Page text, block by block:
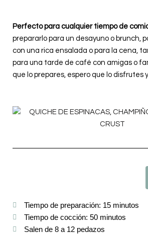
Perfecto para cualquier tiempo de
prepararlo para un desayuno o brunch,
con una rica ensalada o para la cena,
para una tarde de café con amigas o
que lo prepares, espero que lo disfrutes
Tiempo de preparación: 15 minutos
Tiempo de cocción: 50 minutos
Salen de 8 a 12 pedazos